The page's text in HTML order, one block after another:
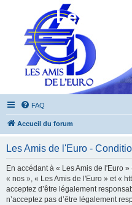
Les
FAQ
Accueil du forum
Les Amis de l'Euro -
En accédant à « Les Amis de l'Euro
« nos », « Les Amis de l'Euro » et «
acceptez d’être légalement
n’acceptez pas d’être légalement